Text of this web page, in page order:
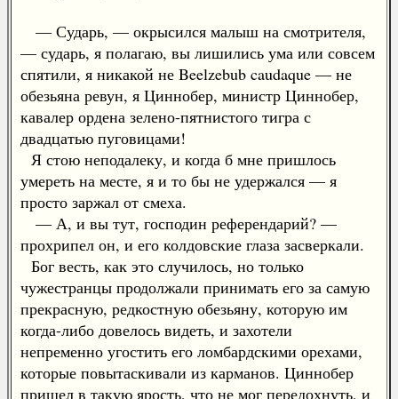
— Сударь, — окрысился малыш на смотрителя,
— сударь, я полагаю, вы лишились ума или совсем
спятили, я никакой не Beelzebub caudaque — не
обезьяна ревун, я Циннобер, министр Циннобер,
кавалер ордена зелено-пятнистого тигра с
двадцатью пуговицами!
Я стою неподалеку, и когда б мне пришлось
умереть на месте, я и то бы не удержался — я
просто заржал от смеха.
— А, и вы тут, господин референдарий? —
прохрипел он, и его колдовские глаза засверкали.
Бог весть, как это случилось, но только
чужестранцы продолжали принимать его за самую
прекрасную, редкостную обезьяну, которую им
когда-либо довелось видеть, и захотели
непременно угостить его ломбардскими орехами,
которые повытаскивали из карманов. Циннобер
пришел в такую ярость, что не мог передохнуть, и